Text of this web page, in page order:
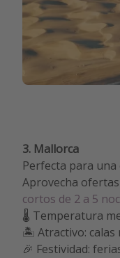
3. Mallorca
Perfecta para una
Aprovecha
cortos de 2 a 5
🌡️ Temperatura
🏝️ Atractivo: calas
🎉 Festividad: